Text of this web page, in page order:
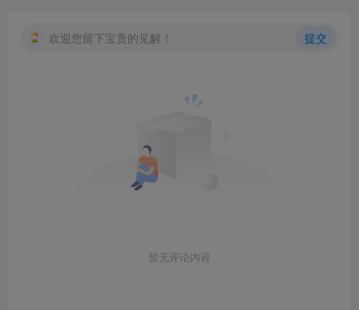
欢迎您留下宝贵的见解！ 提交
暂无评论内容